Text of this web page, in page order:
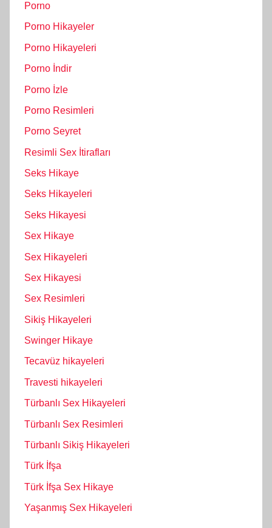
Porno
Porno Hikayeler
Porno Hikayeleri
Porno İndir
Porno İzle
Porno Resimleri
Porno Seyret
Resimli Sex İtirafları
Seks Hikaye
Seks Hikayeleri
Seks Hikayesi
Sex Hikaye
Sex Hikayeleri
Sex Hikayesi
Sex Resimleri
Sikiş Hikayeleri
Swinger Hikaye
Tecavüz hikayeleri
Travesti hikayeleri
Türbanlı Sex Hikayeleri
Türbanlı Sex Resimleri
Türbanlı Sikiş Hikayeleri
Türk İfşa
Türk İfşa Sex Hikaye
Yaşanmış Sex Hikayeleri